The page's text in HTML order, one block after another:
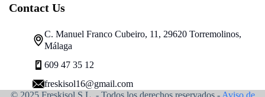
Contact Us
C. Manuel Franco Cubeiro, 11, 29620 Torremolinos,
Málaga
609 47 35 12
freskisol16@gmail.com
© 2025 Freskisol S.L. - Todos los derechos reservados.- Aviso de